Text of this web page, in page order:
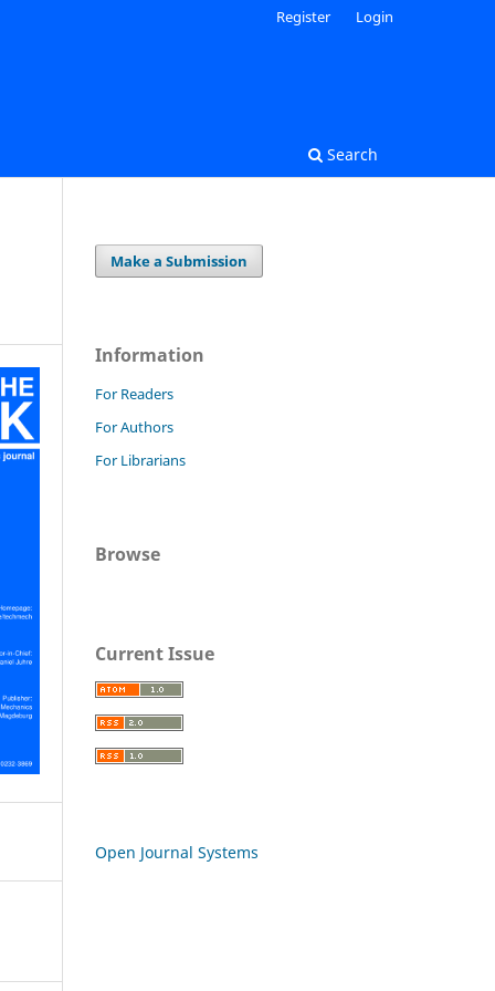
Search
Register Login
Make a Submission
Information
For Readers
For Authors
For Librarians
Browse
Current Issue
Open Journal Systems